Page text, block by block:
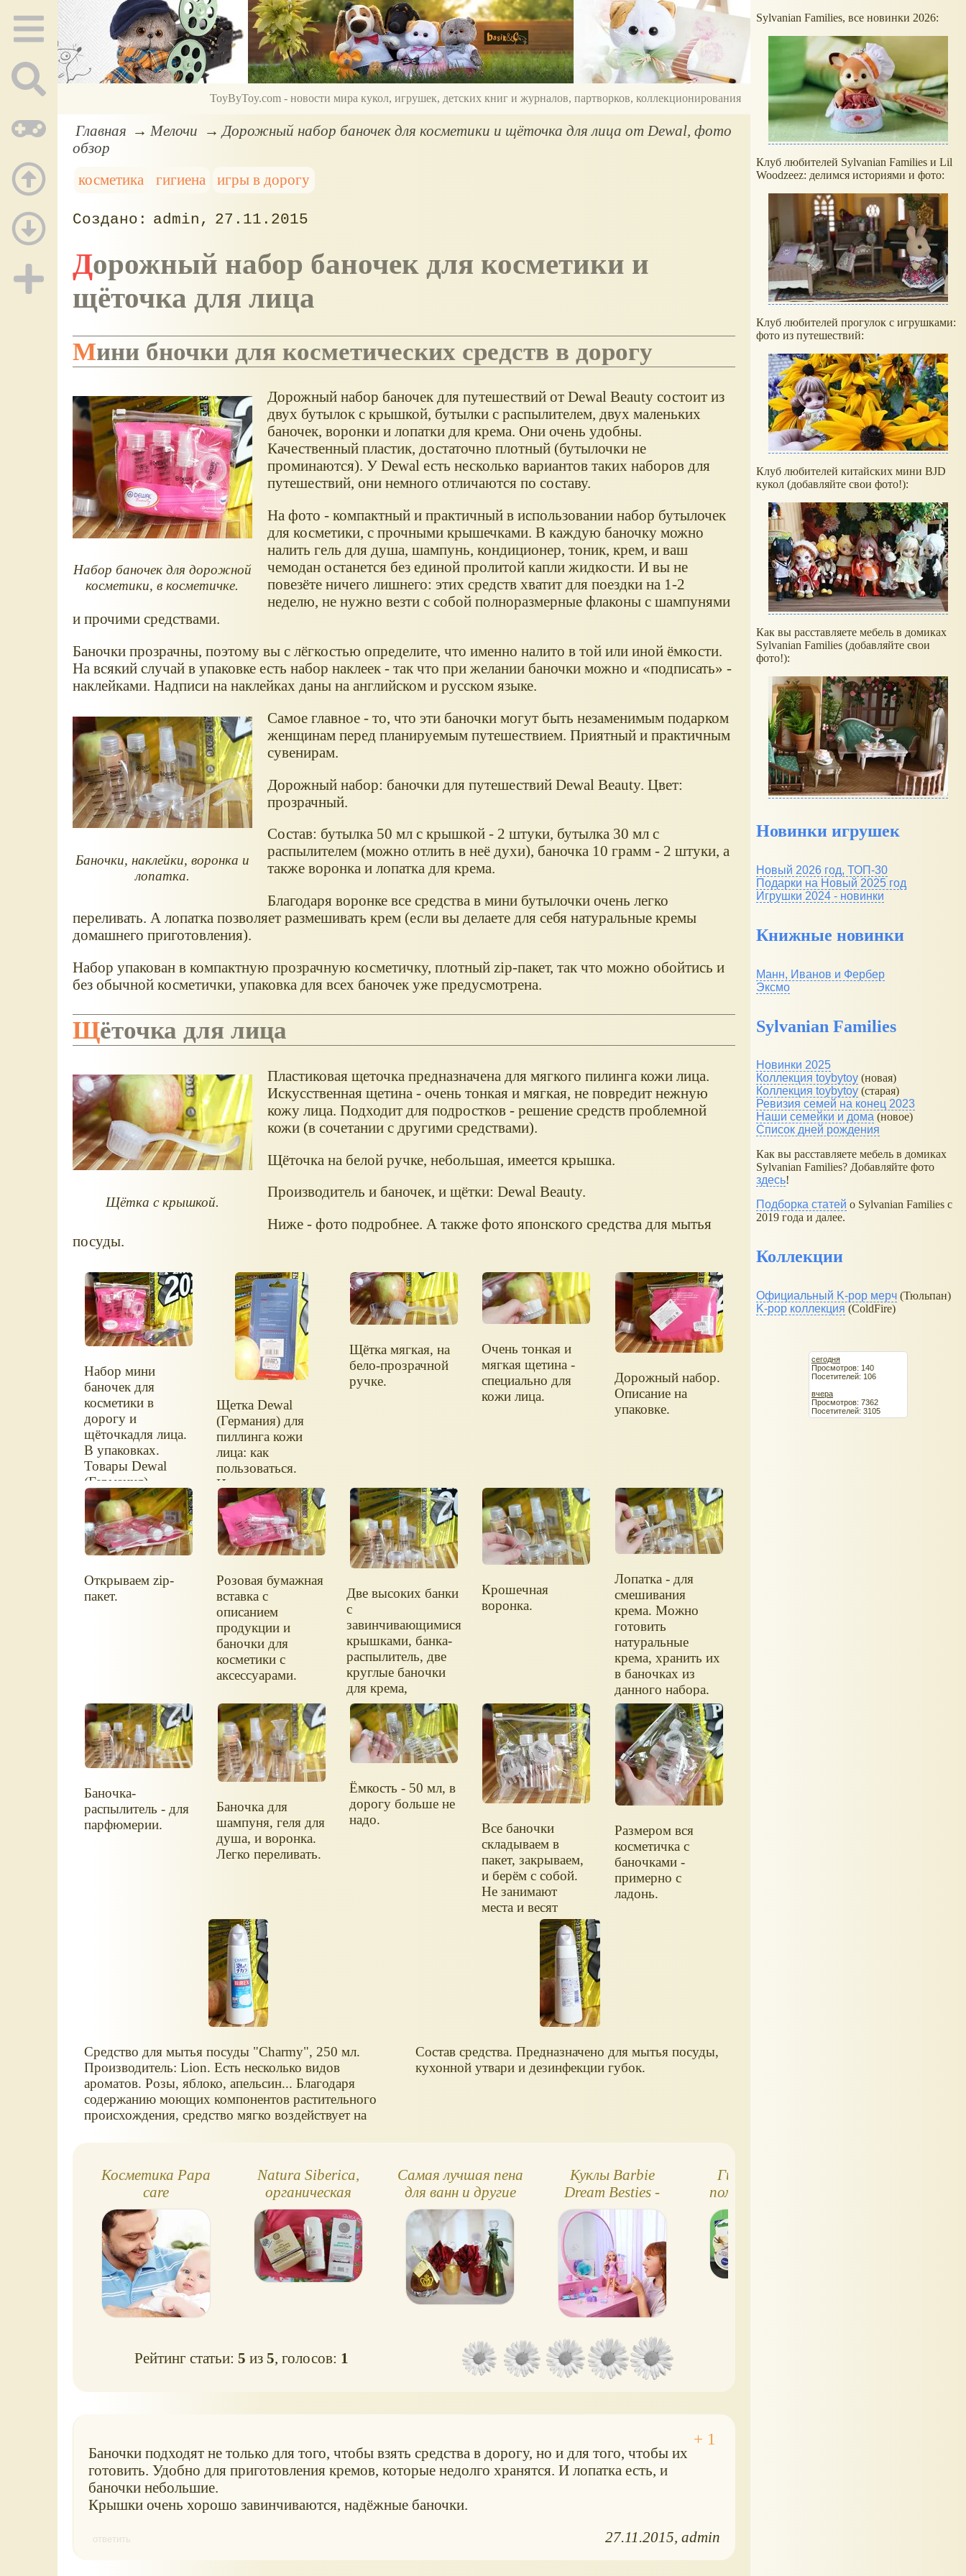
ToyByToy.com - новости мира кукол, игрушек, детских книг и журналов, партворков, коллекционирования
Главная Мелочи
Дорожный набор баночек для косметики и щёточка для лица от Dewal, фото
обзор
косметика
гигиена игры в дорогу
admin 27.11.2015
Дорожный набор баночек для косметики и
щёточка для лица
Мини бночки для косметических средств в дорогу
Набор баночек для дорожной
косметики, в косметичке.
Дорожный набор баночек для путешествий от Dewal Beauty состоит из
двух бутылок с крышкой, бутылки с распылителем, двух маленьких
баночек, воронки и лопатки для крема. Они очень удобны.
Качественный пластик, достаточно плотный (бутылочки не
проминаются). У Dewal есть несколько вариантов таких наборов для
путешествий, они немного отличаются по составу.
На фото - компактный и практичный в использовании набор бутылочек
для косметики, с прочными крышечками. В каждую баночку можно
налить гель для душа, шампунь, кондиционер, тоник, крем, и ваш
чемодан останется без единой пролитой капли жидкости. И вы не
повезёте ничего лишнего: этих средств хватит для поездки на 1-2
неделю, не нужно везти с собой полноразмерные флаконы с шампунями
и прочими средствами.
Баночки прозрачны, поэтому вы с лёгкостью определите, что именно налито в той или иной ёмкости.
На всякий случай в упаковке есть набор наклеек - так что при желании баночки можно и
подписать
-
наклейками. Надписи на наклейках даны на английском и русском языке.
Баночки, наклейки, воронка и
лопатка.
Самое главное - то, что эти баночки могут быть незаменимым подарком
женщинам перед планируемым путешествием. Приятный и практичным
сувенирам.
Дорожный набор: баночки для путешествий Dewal Beauty. Цвет:
прозрачный.
Состав: бутылка 50 мл с крышкой - 2 штуки, бутылка 30 мл с
распылителем (можно отлить в неё духи), баночка 10 грамм - 2 штуки, а
также воронка и лопатка для крема.
Благодаря воронке все средства в мини бутылочки очень легко
переливать. А лопатка позволяет размешивать крем (если вы делаете для себя натуральные кремы
домашнего приготовления).
Набор упакован в компактную прозрачную косметичку, плотный zip-пакет, так что можно обойтись и
без обычной косметички, упаковка для всех баночек уже предусмотрена.
Щёточка для лица
Щётка с крышкой.
Пластиковая щеточка предназначена для мягкого пилинга кожи лица.
Искусственная щетина - очень тонкая и мягкая, не повредит нежную
кожу лица. Подходит для подростков - решение средств проблемной
кожи (в сочетании с другими средствами).
Щёточка на белой ручке, небольшая, имеется крышка.
Производитель и баночек, и щётки: Dewal Beauty.
Ниже - фото подробнее. А также фото японского средства для мытья
посуды.
Набор мини
баночек для
косметики в
дорогу и
щёточкадля лица.
В упаковках.
Товары Dewal
(Германия).
Щетка Dewal
(Германия) для
пиллинга кожи
лица: как
пользоваться.
Инстукция на
упаковке.
Щётка мягкая, на
бело-прозрачной
ручке.
Очень тонкая и
мягкая щетина -
специально для
кожи лица.
Дорожный набор.
Описание на
упаковке.
Открываем zip-
пакет.
Розовая бумажная
вставка с
описанием
продукции и
баночки для
косметики с
аксессуарами.
Две высоких банки
с
завинчивающимися
крышками, банка-
распылитель, две
круглые баночки
для крема,
воронка, лопатка,
наклейки для
баночек. И
прозрачная сумка-
косметичка.
Крошечная
воронка.
Лопатка - для
смешивания
крема. Можно
готовить
натуральные
крема, хранить их
в баночках из
данного набора.
Баночка-
распылитель - для
парфюмерии.
Баночка для
шампуня, геля для
душа, и воронка.
Легко переливать.
Ёмкость - 50 мл, в
дорогу больше не
надо.
Все баночки
складываем в
пакет, закрываем,
и берём с собой.
Не занимают
места и весят
немного. При
этом у вас с собой
имеется всё
необходимое,
чтобы комфортно
себя чувствовать.
Размером вся
косметичка с
баночками -
примерно с
ладонь.
Средство для мытья посуды "Charmy", 250 мл.
Производитель: Lion. Есть несколько видов
ароматов. Розы, яблоко, апельсин... Благодаря
содержанию моющих компонентов растительного
происхождения, средство мягко воздействует на
Состав средства. Предназначено для мытья посуды,
кухонной утвари и дезинфекции губок.
Косметика Papa
care
Natura Siberica,
органическая
косметика для
малышей и для
взрослых
Самая лучшая пена
для ванн и другие
приятные мелочи
Куклы Barbie
Dream Besties -
Готовьтесь
вместе со мной!
Гигиеническая
помада от Nivea
Рейтинг статьи:5 из5, голосов: 1
Баночки подходят не только для того, чтобы взять средства в дорогу, но и для того, чтобы их
готовить. Удобно для приготовления кремов, которые недолго хранятся. И лопатка есть, и
баночки небольшие.
Крышки очень хорошо завинчиваются, надёжные баночки.
ответить 27.11.2015 admin
Sylvanian Families, все новинки 2026:
Клуб любителей Sylvanian Families и Lil
Woodzeez: делимся историями и фото:
Клуб любителей прогулок с игрушками:
фото из путешествий:
Клуб любителей китайских мини BJD
кукол (добавляйте свои фото!):
Как вы расставляете мебель в домиках
Sylvanian Families (добавляйте свои
фото!):
Новинки игрушек
Новый 2026 год, ТОП-30
Подарки на Новый 2025 год
Игрушки 2024 - новинки
Книжные новинки
Манн, Иванов и Фербер
Эксмо
Sylvanian Families
Новинки 2025
Коллекция toybytoy (новая)
Коллекция toybytoy (старая)
Ревизия семей на конец 2023
Наши семейки и дома (новое)
Список дней рождения
Как вы расставляете мебель в домиках
Sylvanian Families? Добавляйте фото
здесь!
Подборка статей о Sylvanian Families с
2019 года и далее.
Коллекции
Официальный K-pop мерч (Тюльпан)
K-pop коллекция (ColdFire)
сегодня
Просмотров: 140
Посетителей: 106
вчера
Просмотров: 7362
Посетителей: 3105